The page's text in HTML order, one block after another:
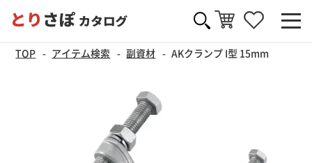
TOP アイテム検索 副資材 AKクランプ I型 15mm